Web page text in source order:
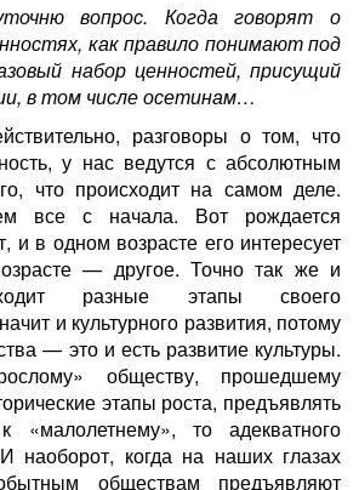
вопрос. Когда говорят о
как правило понимают под
набор ценностей, присущий
в том числе осетинам…
разговоры о том, что
у нас ведутся с абсолютным
что происходит на самом деле.
все с начала. Вот рождается
и в одном возрасте его интересует
— другое. Точно так же и
разные этапы своего
и культурного развития, потому
— это и есть развитие культуры.
обществу, прошедшему
этапы роста, предъявлять
«малолетнему», то адекватного
наоборот, когда на наших глазах
обществам предъявляют